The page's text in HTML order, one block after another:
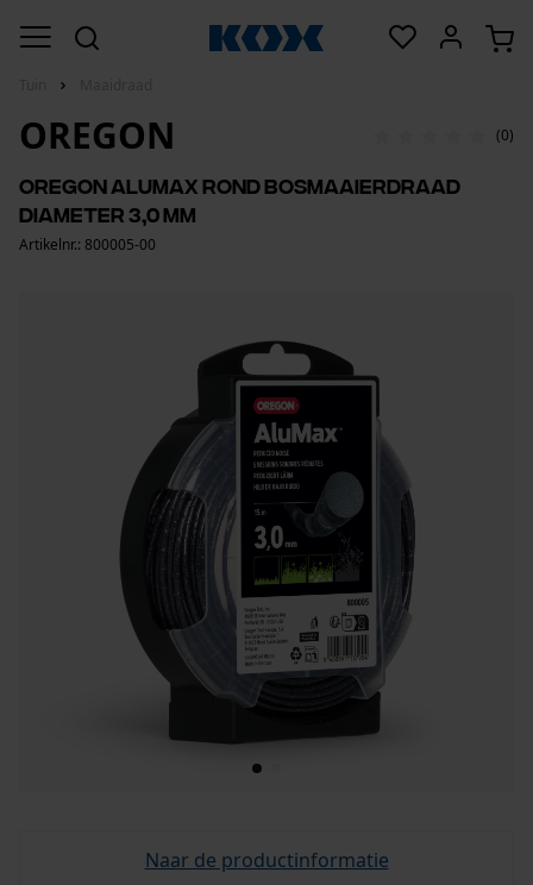
OREGON (0)
Oregon Alumax rond bosmaaierdraad
Diameter 3,0 mm
Artikelnr.: 800005-00
Naar de productinformatie